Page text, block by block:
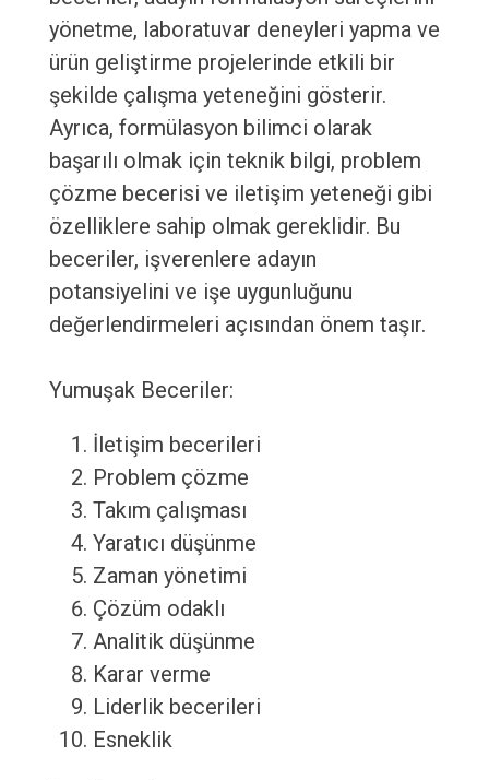
yönetme, laboratuvar deneyleri yapma ve
ürün geliştirme projelerinde etkili bir
şekilde çalışma yeteneğini gösterir.
Ayrıca, formülasyon bilimci olarak
başarılı olmak için teknik bilgi, problem
çözme becerisi ve iletişim yeteneği gibi
özelliklere sahip olmak gereklidir. Bu
beceriler, işverenlere adayın
potansiyelini ve işe uygunluğunu
değerlendirmeleri açısından önem taşır.
Yumuşak Beceriler:
İletişim becerileri
Problem çözme
Takım çalışması
Yaratıcı düşünme
Zaman yönetimi
Çözüm odaklı
Analitik düşünme
Karar verme
Liderlik becerileri
Esneklik